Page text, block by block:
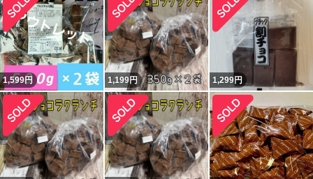
1,599円 1,199円 1,299円